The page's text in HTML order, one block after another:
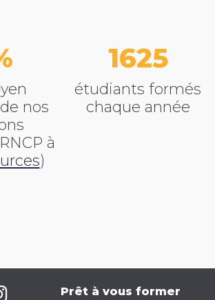
nos
à
)
2145
étudiants formés
chaque année
Prêt à vous former